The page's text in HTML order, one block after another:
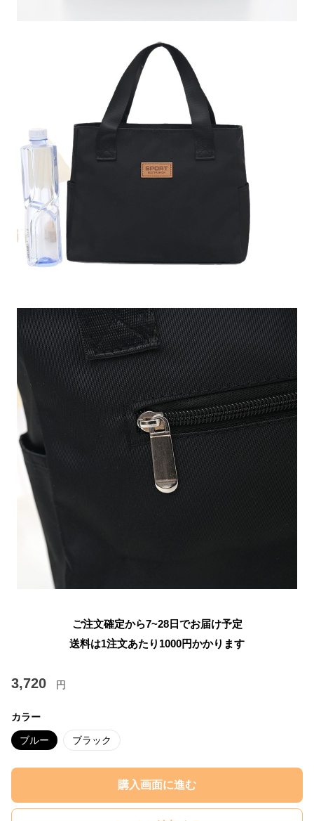
ご注文確定から7~28日でお届け予定
送料は1注文あたり 1000円かかります
3,720 円
カラー
ブルー ブラック
購入画面に進む